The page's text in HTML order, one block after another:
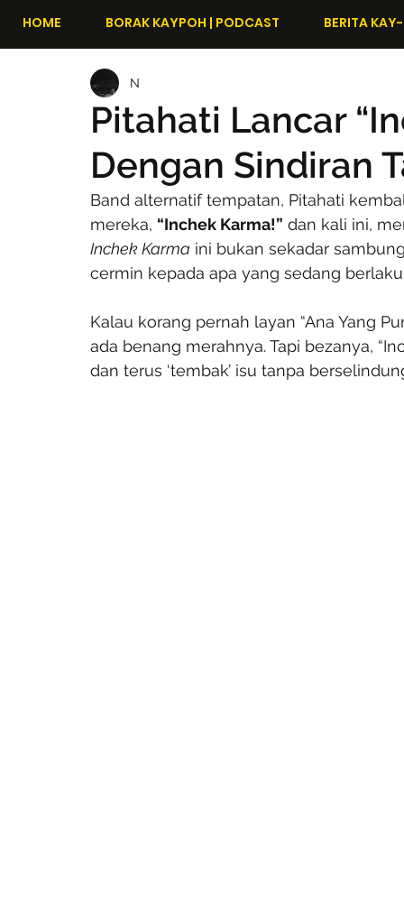
HOME BORAK KAYPOH | PODCAST BERITA
Pitahati Lancar
Dengan Sindiran
N
Band alternatif tempatan, Pitahati
mereka, “Inchek Karma!” dan kali ini,
Inchek Karma ini bukan sekadar
cermin kepada apa yang sedang
Kalau korang pernah layan “Ana Yang
ada benang merahnya. Tapi bezanya,
dan terus ‘tembak’ isu tanpa